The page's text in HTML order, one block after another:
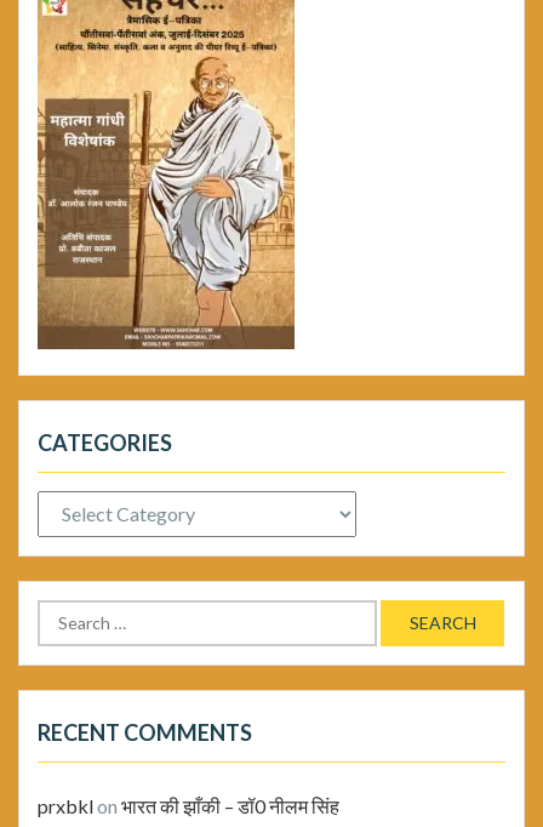
CATEGORIES
Categories
Search
for:
RECENT COMMENTS
prxbklon भारत की झाँकी – डॉ0 नीलम सिंह